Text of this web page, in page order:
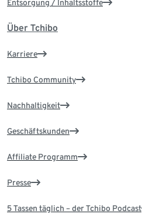
Entsorgung / Inhaltsstoffe
Über Tchibo
Karriere
Tchibo Community
Nachhaltigkeit
Geschäftskunden
Affiliate Programm
Presse
5 Tassen täglich – der Tchibo Podcast